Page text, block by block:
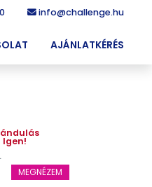
info@challenge.hu
AJÁNLATKÉRÉS
MEGNÉZEM